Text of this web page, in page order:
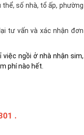
số nhà, tổ ấp, phường
tư vấn và xác nhận đơn
việc ngồi ở nhà nhận sim,
phí nào hết.
.